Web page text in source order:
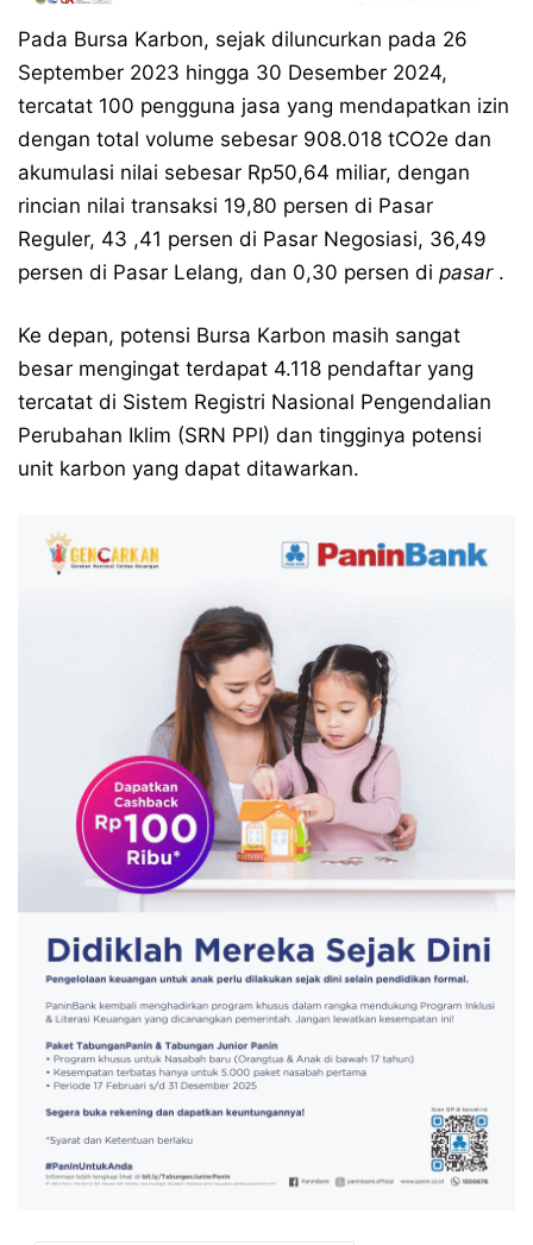
Pada Bursa Karbon, sejak diluncurkan pada 26
September 2023 hingga 30 Desember 2024,
tercatat 100 pengguna jasa yang mendapatkan izin
dengan total volume sebesar 908.018 tCO2e dan
akumulasi nilai sebesar Rp50,64 miliar, dengan
rincian nilai transaksi 19,80 persen di Pasar
Reguler, 43 ,41 persen di Pasar Negosiasi, 36,49
persen di Pasar Lelang, dan 0,30 persen di pasar.
Ke depan, potensi Bursa Karbon masih sangat
besar mengingat terdapat 4.118 pendaftar yang
tercatat di Sistem Registri Nasional Pengendalian
Perubahan Iklim (SRN PPI) dan tingginya potensi
unit karbon yang dapat ditawarkan.